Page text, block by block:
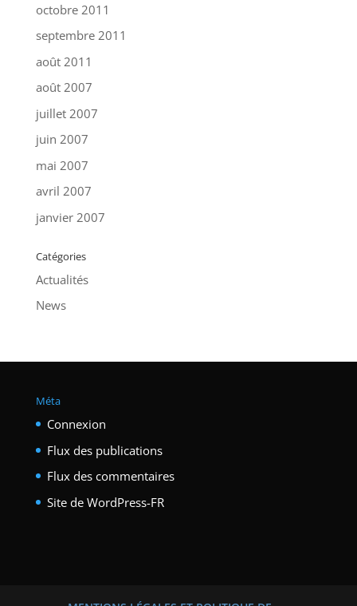
octobre 2011
septembre 2011
août 2011
août 2007
juillet 2007
juin 2007
mai 2007
avril 2007
janvier 2007
Catégories
Actualités
News
Méta
Connexion
Flux des publications
Flux des commentaires
Site de WordPress-FR